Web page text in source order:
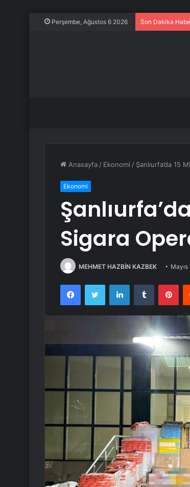
Perşembe, Ağustos 6 2026 Son Dakika
Anasayfa / Ekonomi / Şanlıurfa’da 15
Ekonomi
Sigara
MEHMET HAZBİN KAZBEK
FacebookTwitter LinkedInTumblr